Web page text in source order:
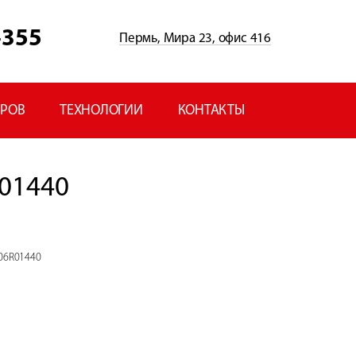
ТЕХНОЛОГИИ КОНТАКТЫ
Пермь, Мира 23, офис 416